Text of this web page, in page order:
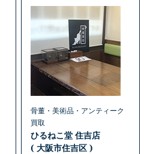
骨董・美術品・アンティーク
買取
ひるねこ堂 住吉店
( 大阪市住吉区 )